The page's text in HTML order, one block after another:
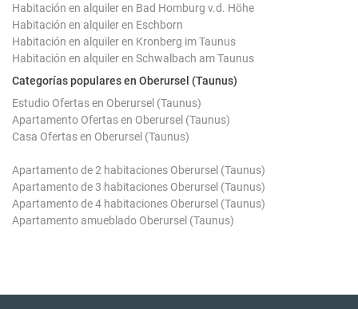
Habitación en alquiler en Bad Homburg v.d. Höhe
Habitación en alquiler en Eschborn
Habitación en alquiler en Kronberg im Taunus
Habitación en alquiler en Schwalbach am Taunus
Categorías populares en Oberursel (Taunus)
Estudio Ofertas en Oberursel (Taunus)
Apartamento Ofertas en Oberursel (Taunus)
Casa Ofertas en Oberursel (Taunus)
Apartamento de 2 habitaciones Oberursel (Taunus)
Apartamento de 3 habitaciones Oberursel (Taunus)
Apartamento de 4 habitaciones Oberursel (Taunus)
Apartamento amueblado Oberursel (Taunus)